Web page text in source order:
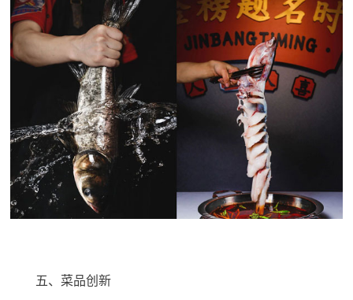
五、菜品创新